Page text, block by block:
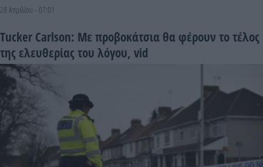
28 Απριλίου - 07:01
Tucker Carlson: Με προβοκάτσια θα φέρουν το τέλος
της ελευθερίας του λόγου, vid